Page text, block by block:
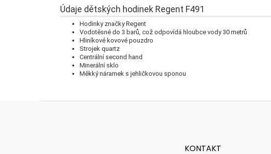
Údaje dětských hodinek Regent F491
Hodinky značky Regent
Vodotěsné do 3 barů, což odpovídá hloubce vody 30 metrů
Hliníkové kovové pouzdro
Strojek quartz
Centrální second hand
Minerální sklo
Měkký náramek s jehličkovou sponou
KONTAKT